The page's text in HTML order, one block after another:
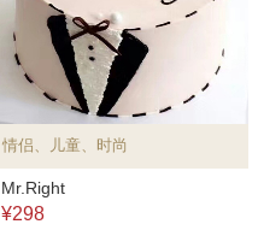
情侣、儿童、时尚
Mr.Right
¥298